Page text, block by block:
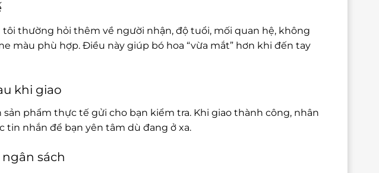
thường hỏi thêm về người nhận, độ tuổi, mối quan hệ, không
màu phù hợp. Điều này giúp bó hoa “vừa mắt” hơn khi đến tay
khi giao
sản phẩm thực tế gửi cho bạn kiểm tra. Khi giao thành công, nhân
tin nhắn để bạn yên tâm dù đang ở xa.
sách